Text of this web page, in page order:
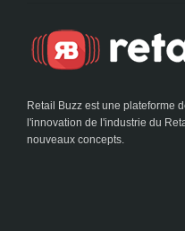
Retail Buzz est une plateforme
l'innovation de l'industrie du
nouveaux concepts.